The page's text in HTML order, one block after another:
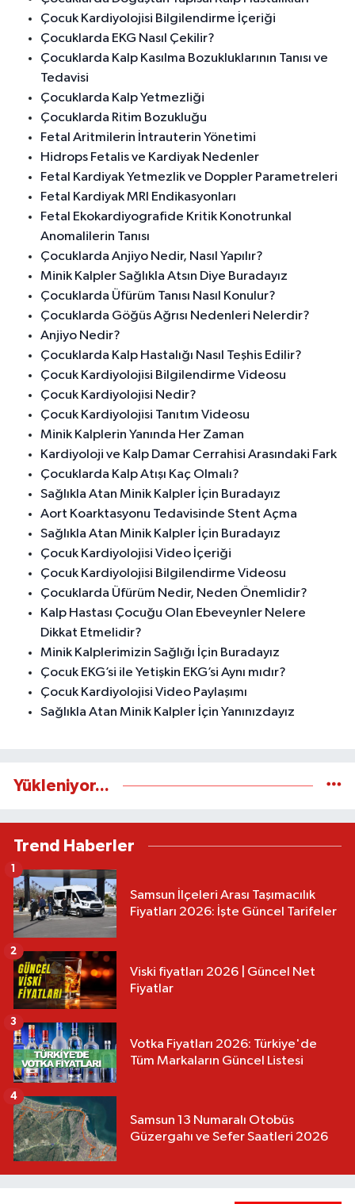
Çocuk Kardiyolojisi Bilgilendirme İçeriği
Çocuklarda EKG Nasıl Çekilir?
Çocuklarda Kalp Kasılma Bozukluklarının Tanısı ve
Tedavisi
Çocuklarda Kalp Yetmezliği
Çocuklarda Ritim Bozukluğu
Fetal Aritmilerin İntrauterin Yönetimi
Hidrops Fetalis ve Kardiyak Nedenler
Fetal Kardiyak Yetmezlik ve Doppler Parametreleri
Fetal Kardiyak MRI Endikasyonları
Fetal Ekokardiyografide Kritik Konotrunkal
Anomalilerin Tanısı
Çocuklarda Anjiyo Nedir, Nasıl Yapılır?
Minik Kalpler Sağlıkla Atsın Diye Buradayız
Çocuklarda Üfürüm Tanısı Nasıl Konulur?
Çocuklarda Göğüs Ağrısı Nedenleri Nelerdir?
Anjiyo Nedir?
Çocuklarda Kalp Hastalığı Nasıl Teşhis Edilir?
Çocuk Kardiyolojisi Bilgilendirme Videosu
Çocuk Kardiyolojisi Nedir?
Çocuk Kardiyolojisi Tanıtım Videosu
Minik Kalplerin Yanında Her Zaman
Kardiyoloji ve Kalp Damar Cerrahisi Arasındaki Fark
Çocuklarda Kalp Atışı Kaç Olmalı?
Sağlıkla Atan Minik Kalpler İçin Buradayız
Aort Koarktasyonu Tedavisinde Stent Açma
Sağlıkla Atan Minik Kalpler İçin Buradayız
Çocuk Kardiyolojisi Video İçeriği
Çocuk Kardiyolojisi Bilgilendirme Videosu
Çocuklarda Üfürüm Nedir, Neden Önemlidir?
Kalp Hastası Çocuğu Olan Ebeveynler Nelere
Dikkat Etmelidir?
Minik Kalplerimizin Sağlığı İçin Buradayız
Çocuk EKG’si ile Yetişkin EKG’si Aynı mıdır?
Çocuk Kardiyolojisi Video Paylaşımı
Sağlıkla Atan Minik Kalpler İçin Yanınızdayız
Yükleniyor...
Trend Haberler
Samsun İlçeleri Arası Taşımacılık
Fiyatları 2026: İşte Güncel Tarifeler
1
Viski fiyatları 2026 | Güncel Net
Fiyatlar
2
Votka Fiyatları 2026: Türkiye'de
Tüm Markaların Güncel Listesi
3
Samsun 13 Numaralı Otobüs
Güzergahı ve Sefer Saatleri 2026
4